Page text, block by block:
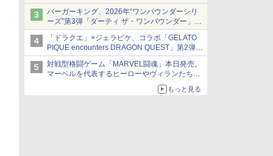
年モデルがラインナップ
バーガーキング、2026年“ワンパウンダーシリ
ーズ”第3弾「ダーティ ザ・ワンパウンダー」を
8月7日発売
「特製ガーリックマヨソース」を使用した超大
型チーズバーガー
「ドラクエ」×ジェラピケ、コラボ「GELATO
PIQUE encounters DRAGON QUEST」第2弾が
本日発売
アイスカップに入ったスライムやわたぼう、ベ
ビーサタンなどがオリジナルアートで登場
対戦型格闘ゲーム「MARVEL闘魂」本日発売。
マーベルを代表するヒーローやヴィランたちが
「GUILTY GEAR」などの格ゲーを手掛けるア
もっと見る